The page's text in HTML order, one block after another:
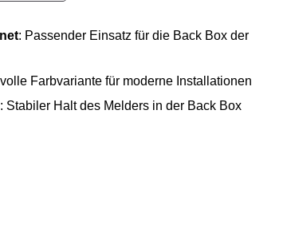
: Passender Einsatz für die Back Box der
Farbvariante für moderne Installationen
: Stabiler Halt des Melders in der Back Box